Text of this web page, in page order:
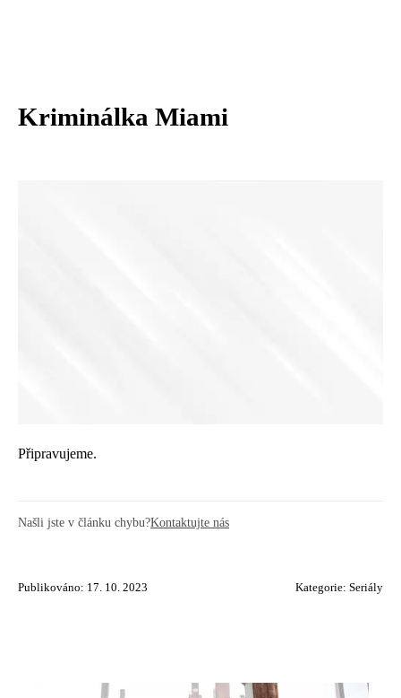
Kriminálka Miami
Připravujeme.
Našli jste v článku chybu?Kontaktujte nás
Publikováno: 17. 10. 2023 Kategorie: Seriály